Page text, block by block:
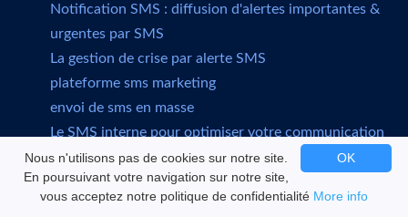
Notification SMS : diffusion d'alertes importantes &
urgentes par SMS
La gestion de crise par alerte SMS
plateforme sms marketing
envoi de sms en masse
Le SMS interne pour optimiser votre communication
d'entreprise
envoi sms professionnel
OK
Nous n'utilisons pas de cookies sur notre site.
En poursuivant votre navigation sur notre site,
vous acceptez notre politique de confidentialité More info